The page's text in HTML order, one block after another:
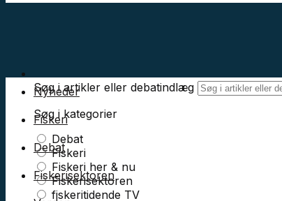
Søg i artikler eller debatindlæg
Søg i kategorier
Debat
Fiskeri
Fiskeri her & nu
Fiskerisektoren
fiskeritidende TV
Nyheder
Fiskeri
Debat
Fiskerisektoren